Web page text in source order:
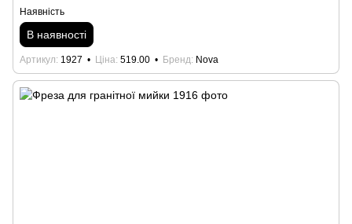
Наявність
В наявності
Артикул 1927 Ціна 519.00 Бренд Nova